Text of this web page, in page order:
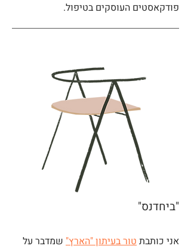
פודקאסטים העוסקים בטיפול.
"ביחדנס"
אני כותבתטור בעיתון "הארץ" שמדבר על